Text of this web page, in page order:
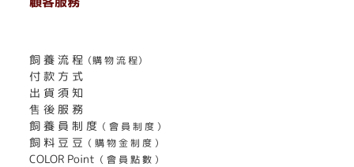
飼 養 流 程 （購 物 流 程）
付 款 方 式
出 貨 須 知
售 後 服 務
飼 養 員 制 度 （ 會 員 制 度 ）
飼 料 豆 豆 （ 購 物 金 制 度 ）
COLOR Point （ 會 員 點 數 ）